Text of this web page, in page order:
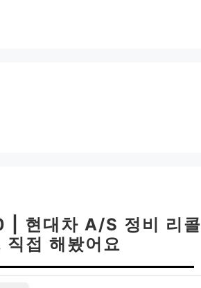
| 현대차 A/S 정비 리콜
직접 해봤어요